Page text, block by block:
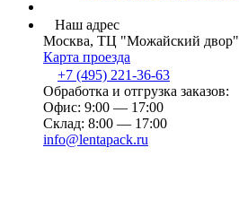
Наш адрес
Москва, ТЦ "Можайский двор"
Карта проезда
+7 (495) 221-36-63
Обработка и отгрузка заказов:
Офис: 9:00 — 17:00
Склад: 8:00 — 17:00
info@lentapack.ru